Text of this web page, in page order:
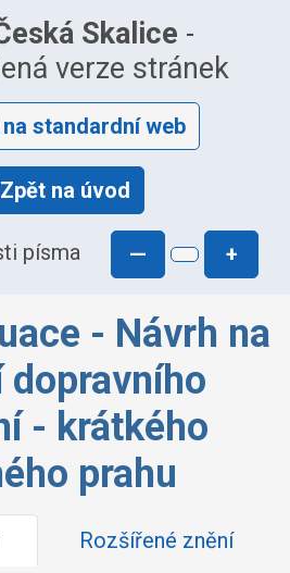
Skalice -
verze stránek
standardní web
Zpět na úvod
písma — +
- Návrh na
dopravního
- krátkého
prahu
Rozšířené znění